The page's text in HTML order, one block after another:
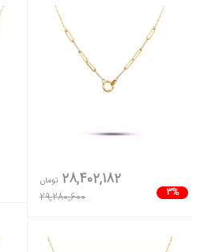
3%
28,402,182 تومان
29,280,600